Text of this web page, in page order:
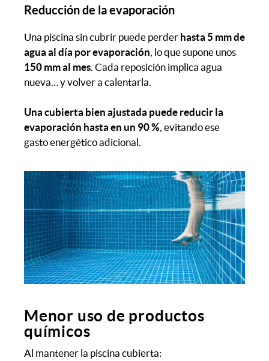
Reducción de la evaporación
Una piscina sin cubrir puede perder hasta 5 mm de
agua al día por evaporación , lo que supone unos
150 mm al mes . Cada reposición implica agua
nueva… y volver a calentarla.
Una cubierta bien ajustada puede reducir la
evaporación hasta en un 90 %, evitando ese
gasto energético adicional.
Menor uso de productos
químicos
Al mantener la piscina cubierta: